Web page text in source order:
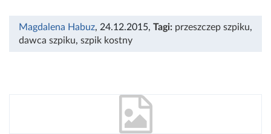
Magdalena Habuz, 24.12.2015, Tagi: przeszczep szpiku,
dawca szpiku, szpik kostny